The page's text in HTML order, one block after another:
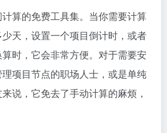
算的免费工具集。当你需要计算
天，设置一个项目倒计时，或者
时，它会非常方便。对于需要安
项目节点的职场人士，或是单纯
说，它免去了手动计算的麻烦，